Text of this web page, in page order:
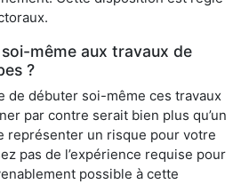
même aux travaux de
?
de débuter soi-même ces travaux
par contre serait bien plus qu’un
représenter un risque pour votre
pas de l’expérience requise pour
possible à cette